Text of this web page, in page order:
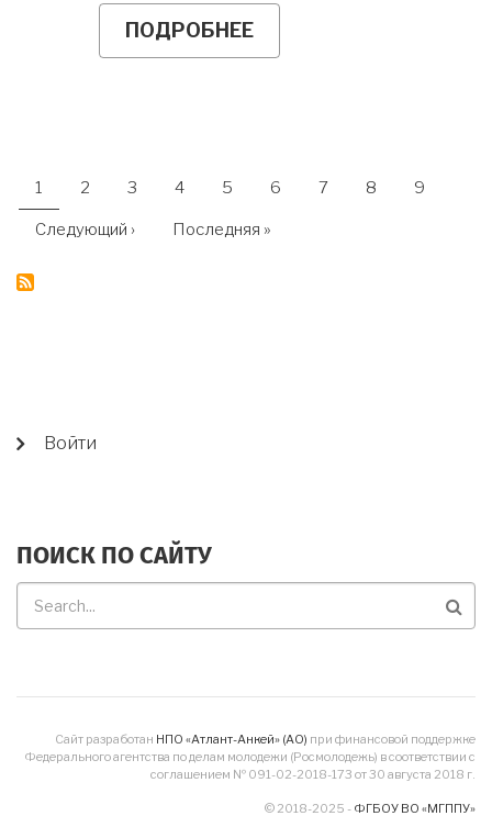
ПОДРОБНЕЕ
БИБЛИОТЕКА
НУМЕРАЦИЯ
СТРАНИЦ
Текущая
страница
1 Страница
2 Страница
3 Страница
4 Страница
5 Страница
6 Страница
7 Страница
8 Страница
9
Следующая
Следующий ›
Последняя
Последняя »
USER
Войти
ПОИСК ПО САЙТУ
по
Сайт разработан НПО «Атлант-Анкей» (АО) при финансовой поддержке
Федерального агентства по делам молодежи (Росмолодежь) в соответствии с
соглашением № 091-02-2018-173 от 30 августа 2018 г.
© 2018-2025 - ФГБОУ ВО «МГППУ»